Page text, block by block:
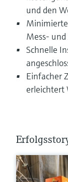
und den
Mess-
Schnelle
Einfacher
erleichtert